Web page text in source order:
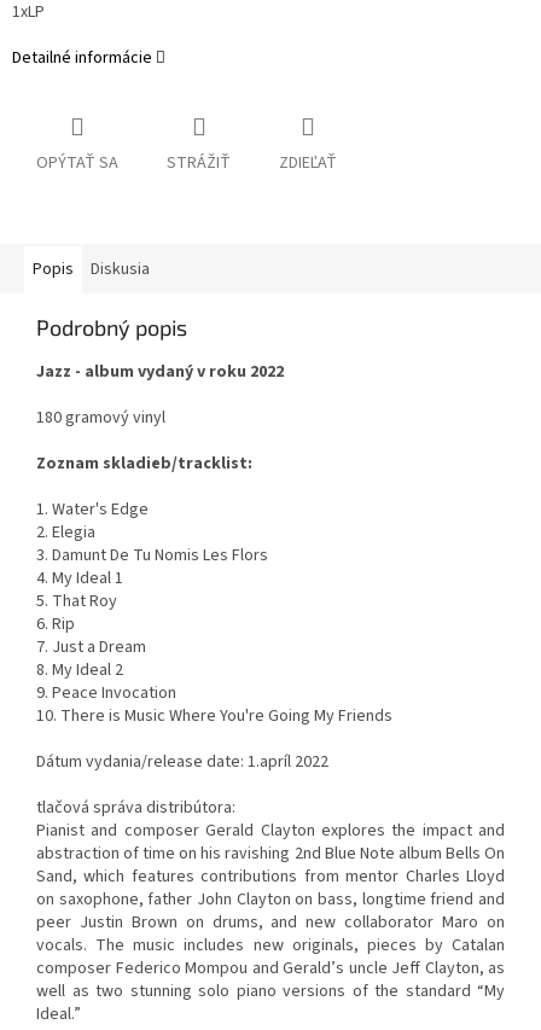
1xLP
Detailné informácie
OPÝTAŤ SA STRÁŽIŤ ZDIEĽAŤ
Popis Diskusia
Podrobný popis
Jazz - album vydaný v roku 2022
180 gramový vinyl
Zoznam skladieb/tracklist:
1. Water's Edge
2. Elegia
3. Damunt De Tu Nomis Les Flors
4. My Ideal 1
5. That Roy
6. Rip
7. Just a Dream
8. My Ideal 2
9. Peace Invocation
10. There is Music Where You're Going My Friends
Dátum vydania/release date: 1.apríl 2022
tlačová správa distribútora:
Pianist and composer Gerald Clayton explores the impact and
abstraction of time on his ravishing 2nd Blue Note album Bells On
Sand, which features contributions from mentor Charles Lloyd
on saxophone, father John Clayton on bass, longtime friend and
peer Justin Brown on drums, and new collaborator Maro on
vocals. The music includes new originals, pieces by Catalan
composer Federico Mompou and Gerald’s uncle Jeff Clayton, as
well as two stunning solo piano versions of the standard “My
Ideal.”